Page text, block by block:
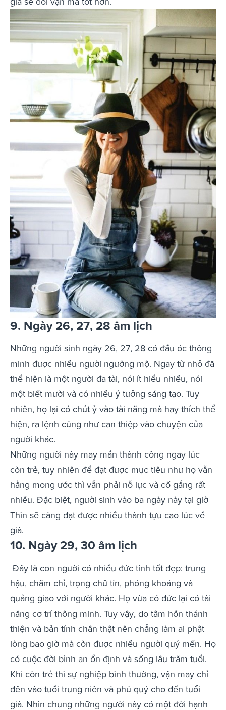
9. Ngày 26, 27, 28 âm lịch
Những người sinh ngày 26, 27, 28 có đầu óc thông
minh được nhiều người ngưỡng mộ. Ngay từ nhỏ đã
thể hiện là một người đa tài, nói ít hiểu nhiều, nói
một biết mười và có nhiều ý tưởng sáng tạo. Tuy
nhiên, họ lại có chút ỷ vào tài năng mà hay thích thể
hiện, ra lệnh cũng như can thiệp vào chuyện của
người khác.
Những người này may mắn thành công ngay lúc
còn trẻ, tuy nhiên để đạt được mục tiêu như họ vẫn
hằng mong ước thì vẫn phải nỗ lực và cố gắng rất
nhiều. Đặc biệt, người sinh vào ba ngày này tại giờ
Thìn sẽ càng đạt được nhiều thành tựu cao lúc về
già.
10. Ngày 29, 30 âm lịch
Đây là con người có nhiều đức tính tốt đẹp: trung
hậu, chăm chỉ, trọng chữ tín, phóng khoáng và
quảng giao với người khác. Họ vừa có đức lại có tài
năng cơ trí thông minh. Tuy vậy, do tâm hồn thánh
thiện và bản tính chân thật nên chẳng làm ai phật
lòng bao giờ mà còn được nhiều người quý mến. Họ
có cuộc đời bình an ổn định và sống lâu trăm tuổi.
Khi còn trẻ thì sự nghiệp bình thường, vận may chỉ
đên vào tuổi trung niên và phú quý cho đến tuổi
già. Nhìn chung những người này có một đời hạnh